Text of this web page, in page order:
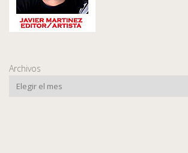
Archivos